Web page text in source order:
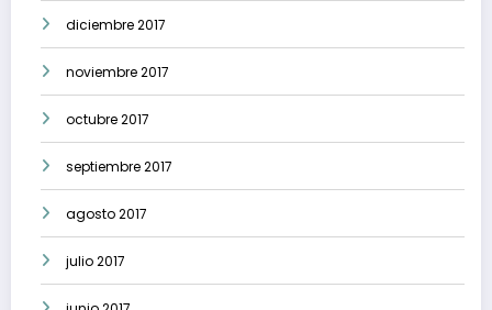
diciembre 2017
noviembre 2017
octubre 2017
septiembre 2017
agosto 2017
julio 2017